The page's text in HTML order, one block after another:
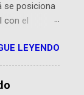
se posiciona
con el
de la
para
el
LEYENDO